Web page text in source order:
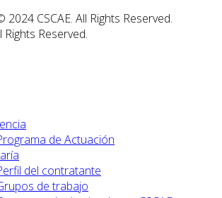
2024 CSCAE. All Rights Reserved.
Rights Reserved.
de Actuación
del contratante
de trabajo